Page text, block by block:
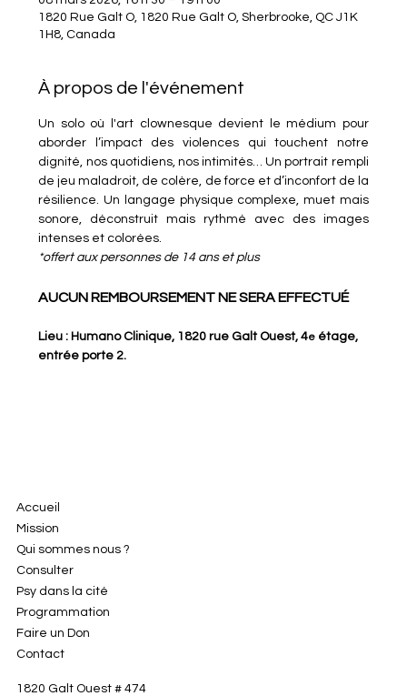
1820 Rue Galt O, 1820 Rue Galt O, Sherbrooke, QC J1K
1H8, Canada
À propos de l'événement
Un solo où l'art clownesque devient le médium pour
aborder l’impact des violences qui touchent notre
dignité, nos quotidiens, nos intimités… Un portrait rempli
de jeu maladroit, de colère, de force et d’inconfort de la
résilience. Un langage physique complexe, muet mais
sonore, déconstruit mais rythmé avec des images
intenses et colorées.
*offert aux personnes de 14 ans et plus
AUCUN REMBOURSEMENT NE SERA EFFECTUÉ
Lieu : Humano Clinique, 1820 rue Galt Ouest, 4e étage,
entrée porte 2.
Accueil
Mission
Qui sommes nous ?
Consulter
Psy dans la cité
Programmation
Faire un Don
Contact
1820 Galt Ouest # 474